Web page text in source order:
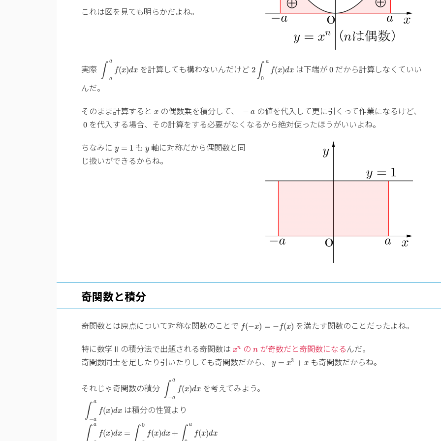
これは図を見ても明らかだよね。
実際 ∫ a
−a
f(x)dx
∫−
を計算しても構わないんだけど 2 ∫ a
0
f(x)dx
∫0
は下端が 0
0 だから計算しなくていい
んだ。
そのまま計算すると x
x の偶数乗を積分して、 − a
−a の値を代入して更に引くって作業になるけど、
0
0 を代入する場合、その計算をする必要がなくなるから絶対使ったほうがいいよね。
ちなみに y = 1
y =1 も y
y 軸に対称だから偶関数と同
じ扱いができるからね。
奇関数と積分
奇関数とは原点について対称な関数のことで f(−x) = − f(x)
f(− x)=− x)
を満たす関数のことだったよね。
特に数学Ⅱの積分法で出題される奇関数は xn
xn の n
n が奇数だと奇関数になるんだ。
奇関数同士を足したり引いたりしても奇関数だから、
y = x3 + x
y 3+ x も奇関数だからね。
それじゃ奇関数の積分 ∫ a
−a
f(x)dx
∫−
を考えてみよう。
∫ a
−a
f(x)dx
∫−
は積分の性質より
∫ a
f(x)dx = ∫ 0
f(x)dx + ∫ a
f(x)dx
∫− =∫ dx